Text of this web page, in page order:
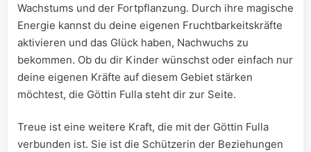
Wachstums und‍ der Fortpflanzung. Durch ihre magische
Energie kannst⁣ du deine eigenen Fruchtbarkeitskräfte
aktivieren und ⁢das Glück haben, Nachwuchs zu
bekommen. Ob ​du dir Kinder wünschst ⁢oder einfach ⁣nur
deine eigenen Kräfte auf diesem ​Gebiet stärken
möchtest, die Göttin ⁢Fulla steht ⁤dir zur Seite.
Treue ist eine weitere Kraft, die mit der Göttin Fulla​
verbunden ist. Sie ist die Schützerin​ der Beziehungen